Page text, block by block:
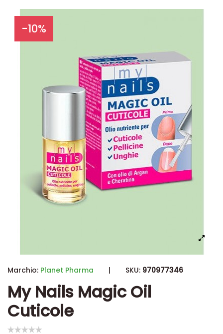
-10%
Marchio: Planet Pharma | SKU: 970977346
My Nails Magic Oil
Cuticole